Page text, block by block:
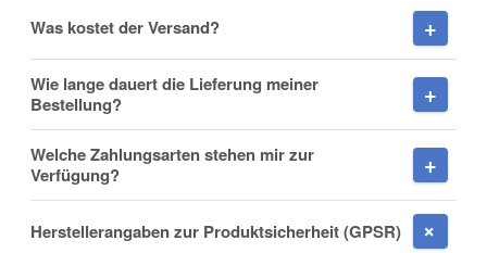
Nachname
Firma
Benachrichtigung anfordern
Was kostet der Versand?
Wie lange dauert die Lieferung meiner
Bestellung?
Welche Zahlungsarten stehen mir zur
Verfügung?
Herstellerangaben zur Produktsicherheit (GPSR)